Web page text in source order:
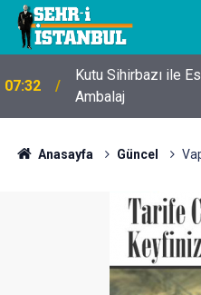
07:32
Kutu Sihirbazı ile
Ambalaj
Anasayfa Güncel